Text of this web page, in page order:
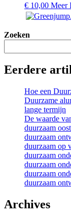
€ 10,00 Meer
Zoeken
Eerdere
Hoe een
Duurzame
lange termijn
De waarde
duurzaam
duurzaam
duurzaam op
duurzaam
duurzaam
duurzaam
duurzaam
Archives